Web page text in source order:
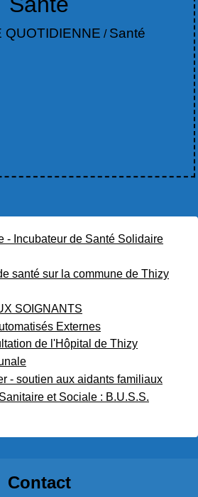
QUOTIDIENNE / Santé
- Incubateur de Santé Solidaire
santé sur la commune de Thizy
SOIGNANTS
Externes
de l'Hôpital de Thizy
- soutien aux aidants familiaux
et Sociale : B.U.S.S.
Contact